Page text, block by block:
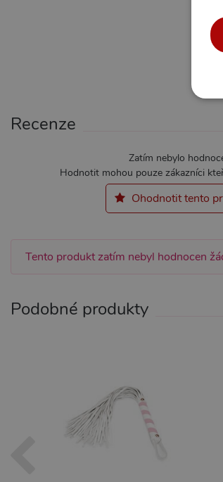
Recenze
Zatím nebylo
Hodnotit mohou pouze zákazníci
Ohodnotit tento
Tento produkt zatím nebyl hodnocen
Podobné produkty